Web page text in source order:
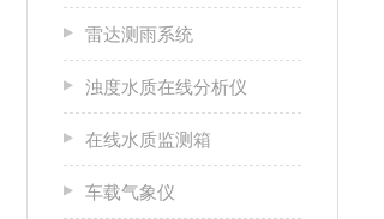
雷达测雨系统
浊度水质在线分析仪
在线水质监测箱
车载气象仪